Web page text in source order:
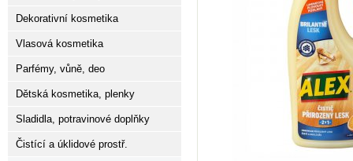
Dekorativní kosmetika
Vlasová kosmetika
Parfémy, vůně, deo
Dětská kosmetika, plenky
Sladidla, potravinové doplňky
Čistící a úklidové prostř.